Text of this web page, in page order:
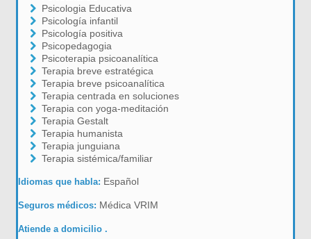
Psicologia Educativa
Psicología infantil
Psicología positiva
Psicopedagogia
Psicoterapia psicoanalítica
Terapia breve estratégica
Terapia breve psicoanalítica
Terapia centrada en soluciones
Terapia con yoga-meditación
Terapia Gestalt
Terapia humanista
Terapia junguiana
Terapia sistémica/familiar
Idiomas que habla: Español
Seguros médicos: Médica VRIM
Atiende a domicilio .